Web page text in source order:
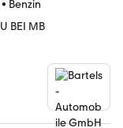
• Benzin
BEI MB